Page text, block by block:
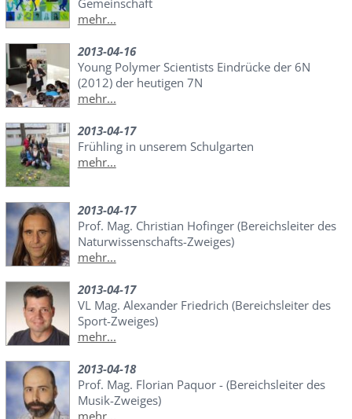
mehr...
2013-04-16
Young Polymer Scientists Eindrücke der 6N
(2012) der heutigen 7N
mehr...
2013-04-17
Frühling in unserem Schulgarten
mehr...
2013-04-17
Prof. Mag. Christian Hofinger (Bereichsleiter des
Naturwissenschafts-Zweiges)
mehr...
2013-04-17
VL Mag. Alexander Friedrich (Bereichsleiter des
Sport-Zweiges)
mehr...
2013-04-18
Prof. Mag. Florian Paquor - (Bereichsleiter des
Musik-Zweiges)
mehr...